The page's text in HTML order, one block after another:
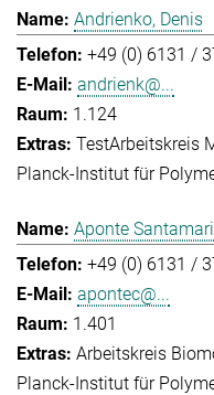
Andrienko, Denis
+49 (0) 6131 /
andrienk@...
1.124
TestArbeitskreis
Planck-Institut für
Aponte
+49 (0) 6131 /
apontec@...
1.401
Arbeitskreis
Planck-Institut für